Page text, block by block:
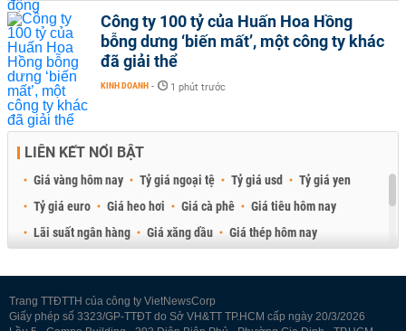
Công ty 100 tỷ của Huấn Hoa Hồng
bỗng dưng ‘biến mất’, một công ty khác
đã giải thể
KINH DOANH - 1 phút trước
LIÊN KẾT NỔI BẬT
Giá vàng hôm nay Tỷ giá ngoại tệ Tỷ giá usd
Tỷ giá yen
Tỷ giá euro
Giá heo hơi Giá cà phê
Giá tiêu hôm nay
Lãi suất ngân hàng
Giá xăng dầu
Giá thép hôm nay
Trang TTĐTTH của công ty VietNewsCorp
Giấy phép số 3323/GP-TTĐT do Sở VH&TT TP.HCM cấp ngày 20/3/2026